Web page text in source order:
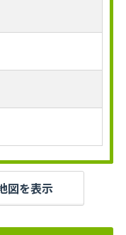
図を表示